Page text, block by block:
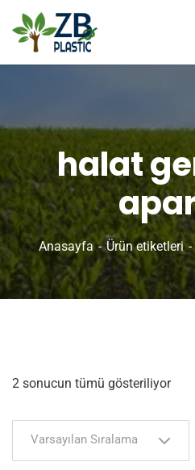
halat
Anasayfa Ürün etiketleri
2 sonucun tümü gösteriliyor
Varsayılan Sıralama